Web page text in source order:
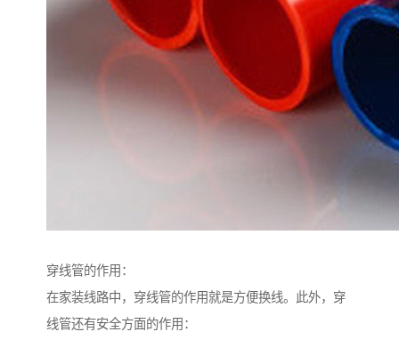
穿线管的作用：
在家装线路中，穿线管的作用就是方便换线。此外，穿
线管还有安全方面的作用：